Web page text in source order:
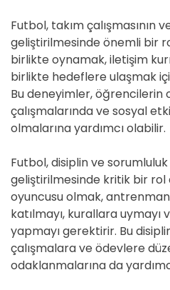
Futbol, takım çalışmasının
geliştirilmesinde önemli bir
birlikte oynamak, iletişim
birlikte hedeflere ulaşmak
Bu deneyimler, öğrencilerin
çalışmalarında ve sosyal
olmalarına yardımcı olabilir.
Futbol, disiplin ve
geliştirilmesinde kritik bir rol
oyuncusu olmak,
katılmayı, kurallara uymayı
yapmayı gerektirir. Bu
çalışmalara ve ödevlere
odaklanmalarına da